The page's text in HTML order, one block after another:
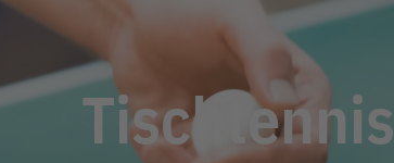
Tischtennis